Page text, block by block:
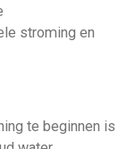
stroming en
te beginnen is